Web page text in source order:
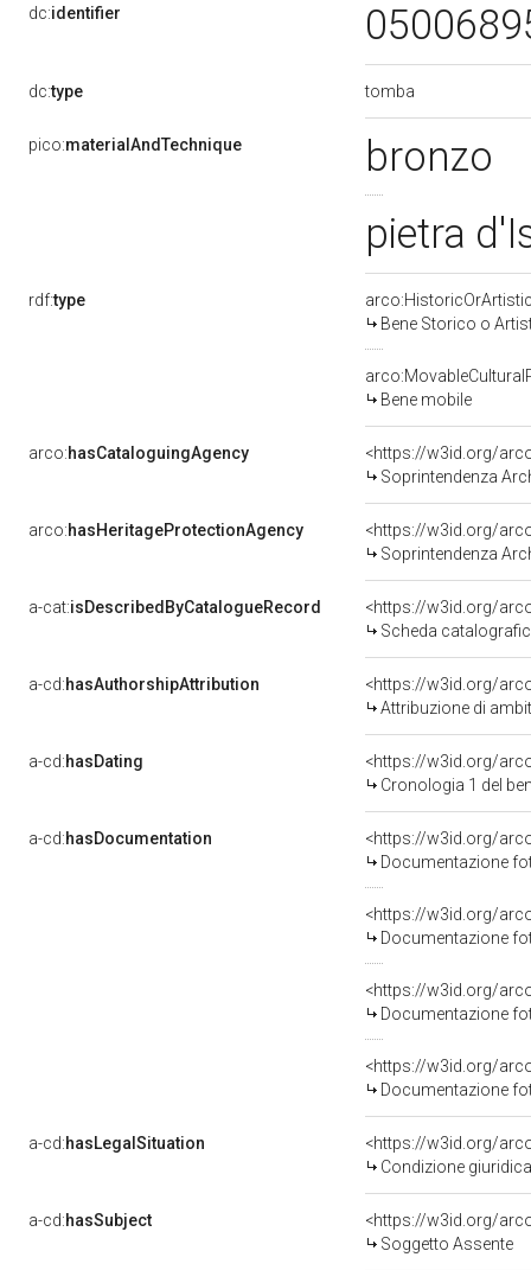
dc:identifier
dc:type tomba
pico:materialAndTechnique
bronzo
pietra
rdf:type
Bene Storico o
Bene mobile
arco:hasCataloguingAgency
<https://w3id.org/
Soprintendenza
arco:hasHeritageProtectionAgency
<https://w3id.org/
Soprintendenza
a-cat:isDescribedByCatalogueRecord
<https://w3id.org/
Scheda
a-cd:hasAuthorshipAttribution
<https://w3id.org/
Attribuzione di
a-cd:hasDating
<https://w3id.org/
Cronologia 1 del
a-cd:hasDocumentation
Documentazione
Documentazione
Documentazione
Documentazione
a-cd:hasLegalSituation
<https://w3id.org/
Condizione
a-cd:hasSubject
<https://w3id.org/
Soggetto Assente